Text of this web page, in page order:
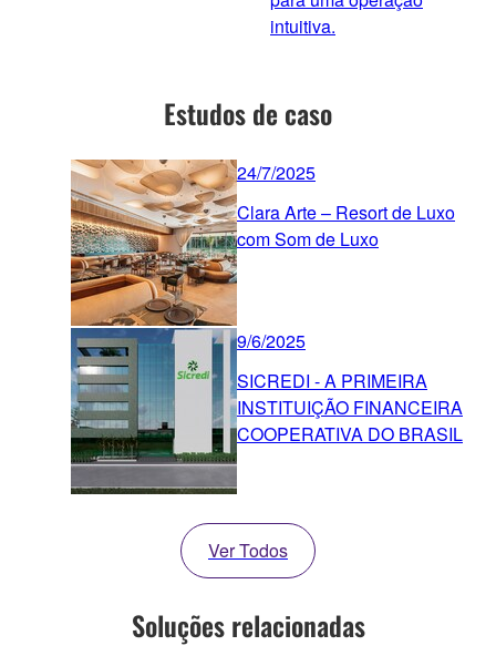
intuitiva.
Estudos de caso
24/7/2025
Clara Arte – Resort de Luxo
com Som de Luxo
9/6/2025
SICREDI - A PRIMEIRA
INSTITUIÇÃO FINANCEIRA
COOPERATIVA DO BRASIL
Ver Todos
Soluções relacionadas